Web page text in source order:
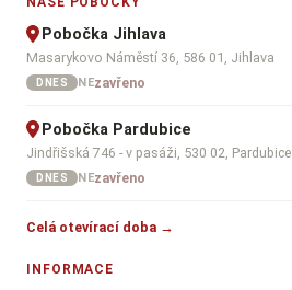
Pobočka Jihlava
Masarykovo Náměstí 36, 586 01, Jihlava
DNES NEzavřeno
Pobočka Pardubice
Jindřišská 746 - v pasáži, 530 02, Pardubice
DNES NEzavřeno
Celá otevírací doba →
INFORMACE